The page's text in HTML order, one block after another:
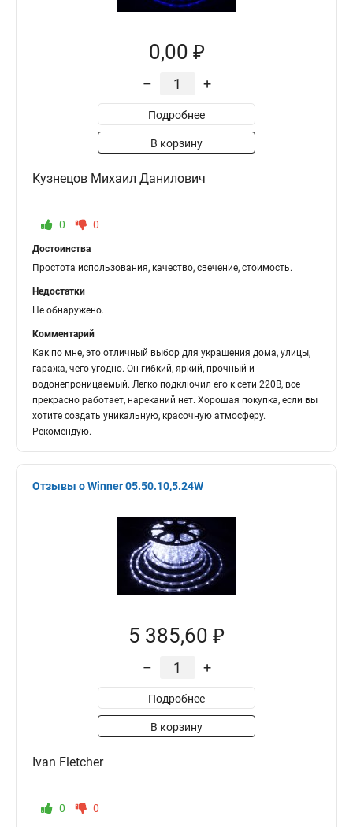
0,00 ₽
– +
Подробнее
В корзину
Кузнецов Михаил Данилович
0 0
Достоинства
Простота использования, качество, свечение, стоимость.
Недостатки
Не обнаружено.
Комментарий
Как по мне, это отличный выбор для украшения дома, улицы,
гаража, чего угодно. Он гибкий, яркий, прочный и
водонепроницаемый. Легко подключил его к сети 220В, все
прекрасно работает, нареканий нет. Хорошая покупка, если вы
хотите создать уникальную, красочную атмосферу.
Рекомендую.
Отзывы о Winner 05.50.10,5.24W
5 385,60 ₽
– +
Подробнее
В корзину
Ivan Fletcher
0 0